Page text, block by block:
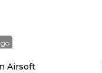
Airsoft